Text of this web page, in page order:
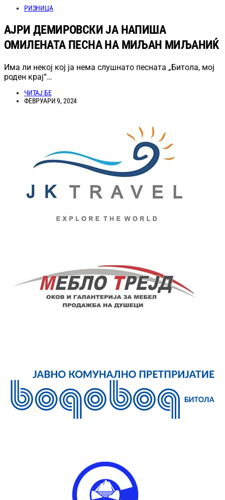
РИЗНИЦА
АЈРИ ДЕМИРОВСКИ ЈА НАПИША
ОМИЛЕНАТА ПЕСНА НА МИЉАН МИЉАНИЌ
Има ли некој кој ја нема слушнато песната „Битола, мој
роден крај“…
ЧИТАЈ БЕ
ФЕВРУАРИ 9, 2024